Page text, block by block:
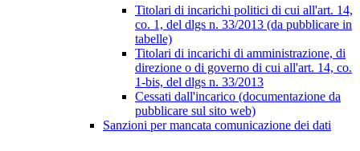
Titolari di incarichi politici di cui all'art. 14,
co. 1, del dlgs n. 33/2013 (da pubblicare in
tabelle)
Titolari di incarichi di amministrazione, di
direzione o di governo di cui all'art. 14, co.
1-bis, del dlgs n. 33/2013
Cessati dall'incarico (documentazione da
pubblicare sul sito web)
Sanzioni per mancata comunicazione dei dati